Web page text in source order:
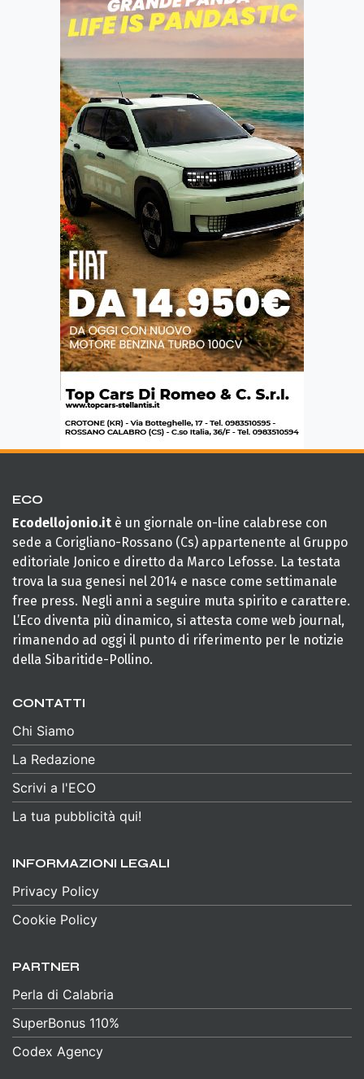
ECO
Ecodellojonio.it è un giornale on-line calabrese con
sede a Corigliano-Rossano (Cs) appartenente al Gruppo
editoriale Jonico e diretto da Marco Lefosse. La testata
trova la sua genesi nel 2014 e nasce come settimanale
free press. Negli anni a seguire muta spirito e carattere.
L’Eco diventa più dinamico, si attesta come web journal,
rimanendo ad oggi il punto di riferimento per le notizie
della Sibaritide-Pollino.
CONTATTI
Chi Siamo
La Redazione
Scrivi a l'ECO
La tua pubblicità qui!
INFORMAZIONI LEGALI
Privacy Policy
Cookie Policy
PARTNER
Perla di Calabria
SuperBonus 110%
Codex Agency